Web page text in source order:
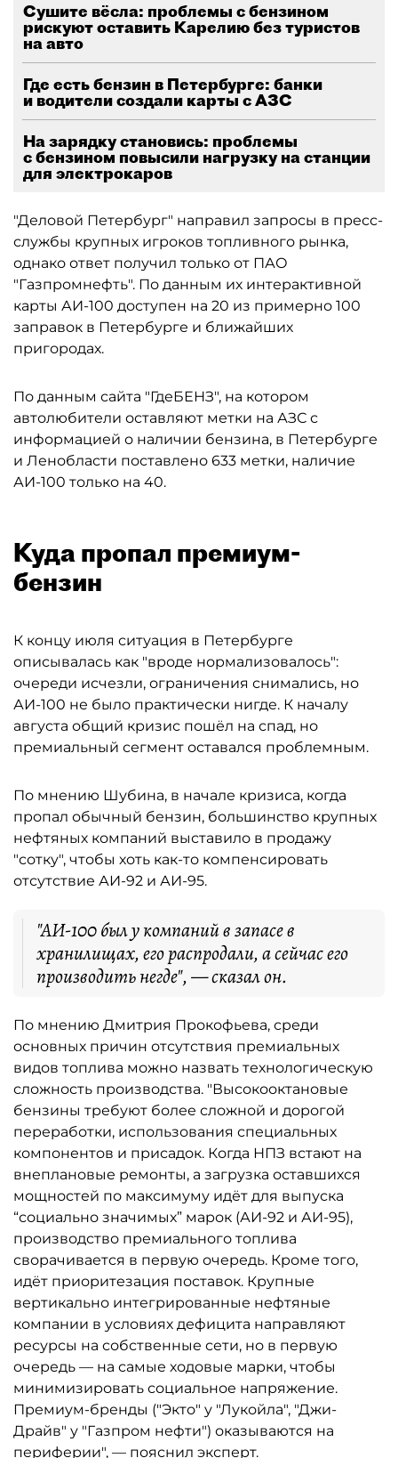
Сушите вёсла: проблемы с бензином
рискуют оставить Карелию без туристов
на авто
Где есть бензин в Петербурге: банки
и водители создали карты с АЗС
На зарядку становись: проблемы
с бензином повысили нагрузку на станции
для электрокаров
"Деловой Петербург" направил запросы в пресс-
службы крупных игроков топливного рынка,
однако ответ получил только от ПАО
"Газпромнефть". По данным их интерактивной
карты АИ-100 доступен на 20 из примерно 100
заправок в Петербурге и ближайших
пригородах.
По данным сайта "ГдеБЕНЗ", на котором
автолюбители оставляют метки на АЗС с
информацией о наличии бензина, в Петербурге
и Ленобласти поставлено 633 метки, наличие
АИ-100 только на 40.
Куда пропал премиум-
бензин
К концу июля ситуация в Петербурге
описывалась как "вроде нормализовалось":
очереди исчезли, ограничения снимались, но
АИ-100 не было практически нигде. К началу
августа общий кризис пошёл на спад, но
премиальный сегмент оставался проблемным.
По мнению Шубина, в начале кризиса, когда
пропал обычный бензин, большинство крупных
нефтяных компаний выставило в продажу
"сотку", чтобы хоть как-то компенсировать
отсутствие АИ-92 и АИ-95.
"АИ-100 был у компаний в запасе в
хранилищах, его распродали, а сейчас его
производить негде", — сказал он.
По мнению Дмитрия Прокофьева, среди
основных причин отсутствия премиальных
видов топлива можно назвать технологическую
сложность производства. "Высокооктановые
бензины требуют более сложной и дорогой
переработки, использования специальных
компонентов и присадок. Когда НПЗ встают на
внеплановые ремонты, а загрузка оставшихся
мощностей по максимуму идёт для выпуска
“социально значимых” марок (АИ-92 и АИ-95),
производство премиального топлива
сворачивается в первую очередь. Кроме того,
идёт приоритезация поставок. Крупные
вертикально интегрированные нефтяные
компании в условиях дефицита направляют
ресурсы на собственные сети, но в первую
очередь — на самые ходовые марки, чтобы
минимизировать социальное напряжение.
Премиум-бренды ("Экто" у "Лукойла", "Джи-
Драйв" у "Газпром нефти") оказываются на
периферии", — пояснил эксперт.